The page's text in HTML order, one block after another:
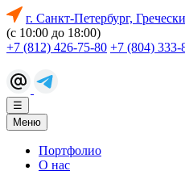
г. Санкт-Петербург,
(с 10:00 до 18:00)
+7 (812) 426-75-80 +7 (804) 333-
☰
Меню
Портфолио
О нас